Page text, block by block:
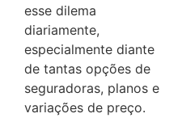
esse dilema
diariamente,
especialmente diante
de tantas opções de
seguradoras, planos e
variações de preço.